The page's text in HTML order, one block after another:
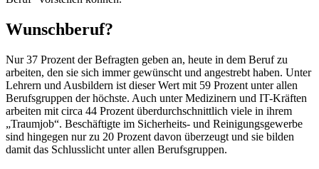
Wunschberuf?
Nur 37 Prozent der Befragten geben an, heute in dem Beruf zu
arbeiten, den sie sich immer gewünscht und angestrebt haben. Unter
Lehrern und Ausbildern ist dieser Wert mit 59 Prozent unter allen
Berufsgruppen der höchste. Auch unter Medizinern und IT-Kräften
arbeiten mit circa 44 Prozent überdurchschnittlich viele in ihrem
„Traumjob“. Beschäftigte im Sicherheits- und Reinigungsgewerbe
sind hingegen nur zu 20 Prozent davon überzeugt und sie bilden
damit das Schlusslicht unter allen Berufsgruppen.